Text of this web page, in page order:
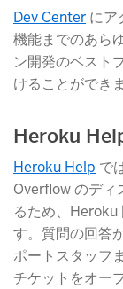
Dev Center に
機能までのあら
ン開発のベスト
けることができま
Heroku
Heroku Help で
Overflow のディ
るため、Heroku
す。質問の回答
ポートスタッフ
チケットをオー